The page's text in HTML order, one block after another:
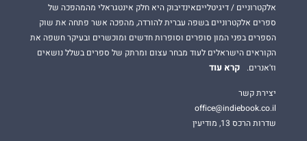
אלקטרוניים / דיגיטלייםאינדיבוק היא חלק אינטגראלי מהמהפכה של
ספרים אלקטרוניים בשפה עברית להורדה, מהפכה אשר פתחה את שוק
הספרים בפני המון סופרים וסופרות חדשים ומוכשרים ובעיקר חשפה את
הקוראים הישראלים לעוד מבחר עצום ומרתק של ספרים בשלל נושאים
וז'אנרים.
קרא עוד
יצירת קשר
office@indiebook.co.il
שדרות הרכס 13, מודיעין